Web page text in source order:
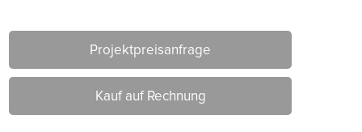
Projektpreisanfrage
Kauf auf Rechnung